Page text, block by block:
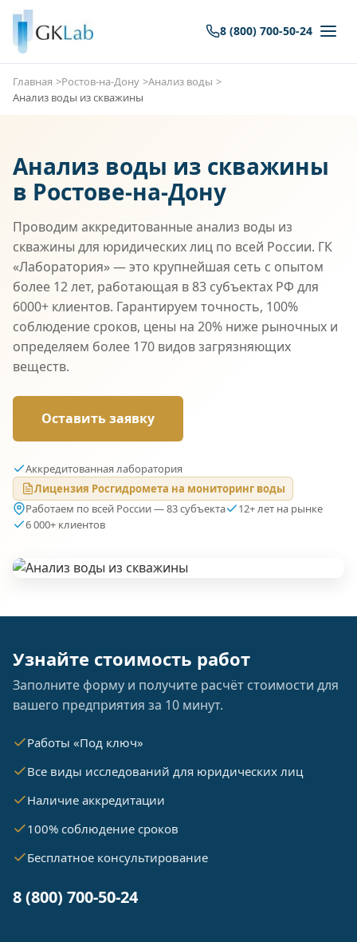
8 (800) 700-50-24
Главная Ростов-на-Дону
Анализ воды
Анализ воды из скважины
Анализ воды из скважины
в Ростове-на-Дону
Проводим аккредитованные анализ воды из
скважины для юридических лиц по всей России. ГК
«Лаборатория» — это крупнейшая сеть с опытом
более 12 лет, работающая в 83 субъектах РФ для
6000+ клиентов. Гарантируем точность, 100%
соблюдение сроков, цены на 20% ниже рыночных и
определяем более 170 видов загрязняющих
веществ.
Оставить заявку
Аккредитованная лаборатория
Лицензия Росгидромета на мониторинг воды
Работаем по всей России — 83 субъекта
12+ лет на рынке
6 000+ клиентов
Узнайте стоимость работ
Заполните форму и получите расчёт стоимости для
вашего предприятия за 10 минут.
Работы «Под ключ»
Все виды исследований для юридических лиц
Наличие аккредитации
100% соблюдение сроков
Бесплатное консультирование
8 (800) 700-50-24